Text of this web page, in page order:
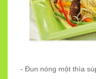
- Đun nóng một thìa